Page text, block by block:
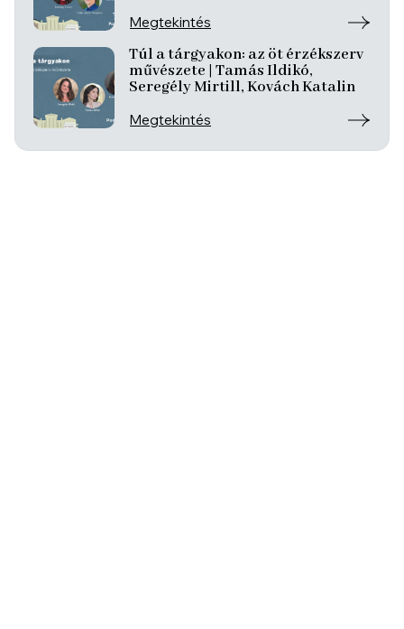
József
Megtekintés
Túl a tárgyakon: az öt érzékszerv
művészete | Tamás Ildikó,
Seregély Mirtill, Kovách Katalin
Megtekintés